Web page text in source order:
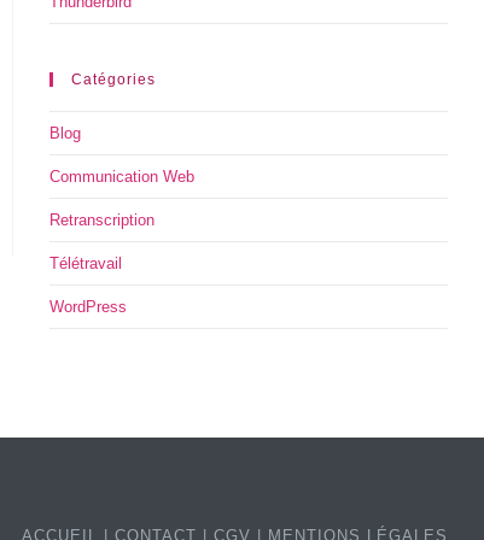
Catégories
Blog
Communication Web
Retranscription
Télétravail
WordPress
ACCUEIL CONTACT CGV MENTIONS LÉGALES